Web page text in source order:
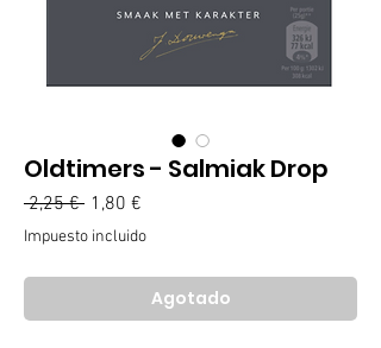
Oldtimers - Salmiak Drop
2,25 € Precio
1,80 €
de
Impuesto incluido
Agotado